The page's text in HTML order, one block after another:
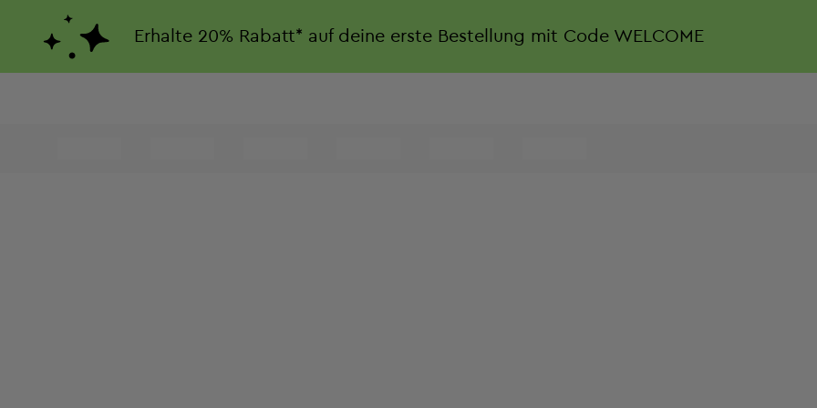
Erhalte 20% Rabatt* auf deine erste Bestellung mit Code WELCOME